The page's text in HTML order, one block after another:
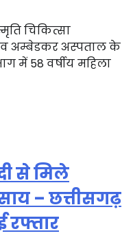
चिकित्सा
अम्बेडकर अस्पताल के
में 58 वर्षीय महिला
से मिले
– छत्तीसगढ़
रफ्तार